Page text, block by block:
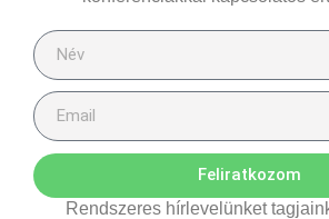
Feliratkozom
Rendszeres hírlevelünket